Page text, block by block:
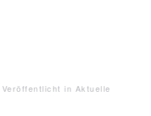
. Veröffentlicht in Aktuelle